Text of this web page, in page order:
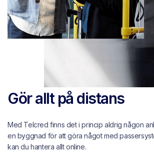
Gör allt på distans
Med Telcred finns det i princip aldrig någon
en byggnad för att göra något med
kan du hantera allt online.